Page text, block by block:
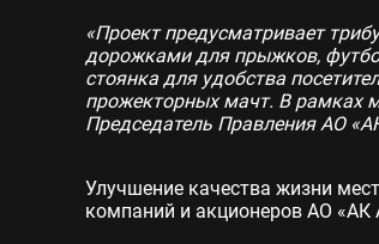
«Проект предусматривает
дорожками для прыжков,
стоянка для удобства
прожекторных мачт. В рамках
Председатель Правления АО
Улучшение качества жизни
компаний и акционеров АО «АК